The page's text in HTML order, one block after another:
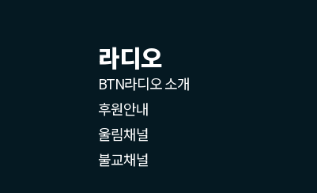
라디오
BTN라디오 소개
후원안내
울림채널
불교채널